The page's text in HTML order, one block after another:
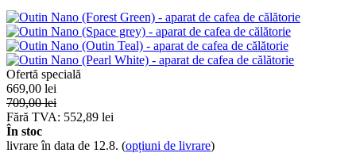
Ofertă specială
669,00 lei
709,00 lei
Fără TVA: 552,89 lei
În stoc
livrare în data de 12.8. (opțiuni de livrare)